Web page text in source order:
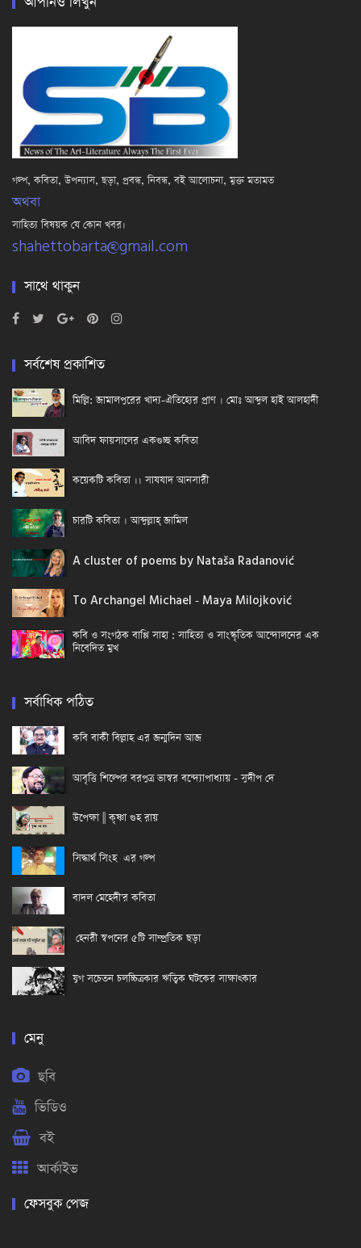
গল্প, কবিতা, উপন্যাস, ছড়া, প্রবন্ধ, নিবন্ধ, বই আলোচনা, মুক্ত মতামত
অথবা
সাহিত্য বিষয়ক যে কোন খবর।
shahettobarta@gmail.com
সাথে থাকুন
সর্বশেষ প্রকাশিত
মিল্লি: জামালপুরের খাদ্য-ঐতিহ্যের প্রাণ । মোঃ আব্দুল হাই আলহাদী
আবিদ ফায়সালের একগুচ্ছ কবিতা
কয়েকটি কবিতা ।। সাযযাদ আনসারী
চারটি কবিতা । আব্দুল্লাহ্ জামিল
A cluster of poems by Nataša Radanović
To Archangel Michael - Maya Milojković
কবি ও সংগঠক বাপ্পি সাহা : সাহিত্য ও সাংস্কৃতিক আন্দোলনের এক
নিবেদিত মুখ
সর্বাধিক পঠিত
কবি বাকী বিল্লাহ এর জন্মদিন আজ
আবৃত্তি শিল্পের বরপুত্র ভাস্বর বন্দ্যোপাধ্যায় - সুদীপ দে
উপেক্ষা || কৃষ্ণা গুহ রায়
সিদ্ধার্থ সিংহ এর গল্প
বাদল মেহেদী'র কবিতা
হেনরী স্বপনের ৫টি সাম্প্রতিক ছড়া
যুগ সচেতন চলচ্চিত্রকার ঋত্বিক ঘটকের সাক্ষাৎকার
মেনু
ছবি
ভিডিও
বই
আর্কাইভ
ফেসবুক পেজ